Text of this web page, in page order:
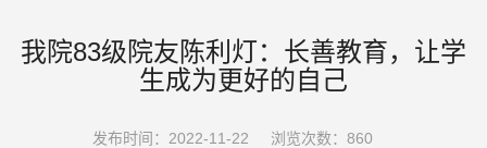
我院83级院友陈利灯：长善教育，让学
生成为更好的自己
发布时间：2022-11-22 浏览次数： 860